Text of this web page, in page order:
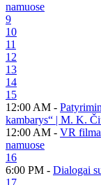
namuose
9
10
11
12
13
14
15
12:00 AM -
kambarys“ | M. K.
12:00 AM - VR
namuose
16
6:00 PM - Dialogai
17